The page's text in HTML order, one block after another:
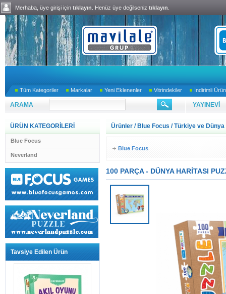
Merhaba, üye girişi için tıklayın . Henüz üye değilseniz tıklayın
Tüm Kategoriler Markalar Yeni Eklenenler Vitrindekiler İndirimli
ARAMA YAYINEVİ
ÜRÜN KATEGORİLERİ
Blue Focus
Neverland
Tavsiye Edilen Ürün
Ürünler / Blue Focus /Türkiye ve Dünya
Blue Focus
100 PARÇA - DÜNYA HARİTASI